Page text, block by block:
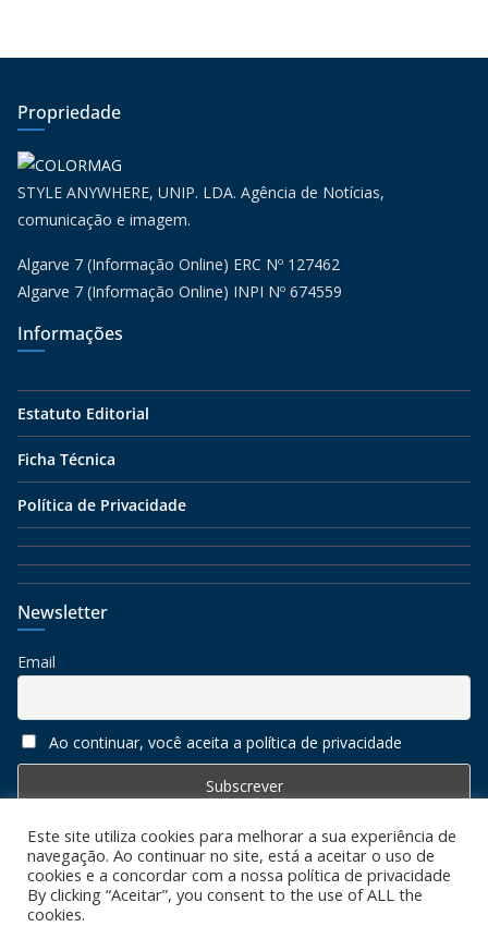
Propriedade
STYLE ANYWHERE, UNIP. LDA. Agência de Notícias,
comunicação e imagem.
Algarve 7 (Informação Online) ERC Nº 127462
Algarve 7 (Informação Online) INPI Nº 674559
Informações
Estatuto Editorial
Ficha Técnica
Política de Privacidade
Newsletter
Email
Ao continuar, você aceita a política de privacidade
Copyright © 2026
Este site utiliza cookies para melhorar a sua experiência de
navegação. Ao continuar no site, está a aceitar o uso de
cookies e a concordar com a nossa política de privacidade
By clicking “Aceitar”, you consent to the use of ALL the
cookies.